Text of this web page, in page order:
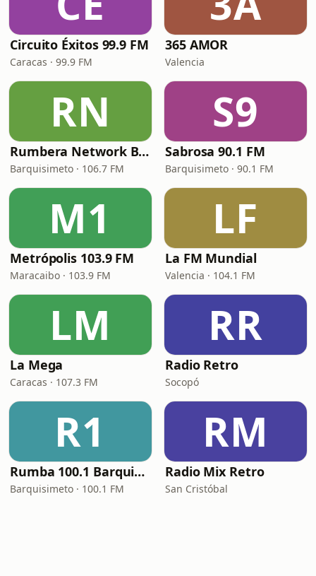
Circuito Éxitos 99.9 FM
Caracas · 99.9 FM
365 AMOR
Valencia
RN
Rumbera Network Barquisimeto
Barquisimeto · 106.7 FM
S9
Sabrosa 90.1 FM
Barquisimeto · 90.1 FM
M1
Metrópolis 103.9 FM
Maracaibo · 103.9 FM
LF
La FM Mundial
Valencia · 104.1 FM
LM
La Mega
Caracas · 107.3 FM
RR
Radio Retro
Socopó
R1
Rumba 100.1 Barquisimeto FM
Barquisimeto · 100.1 FM
RM
Radio Mix Retro
San Cristóbal